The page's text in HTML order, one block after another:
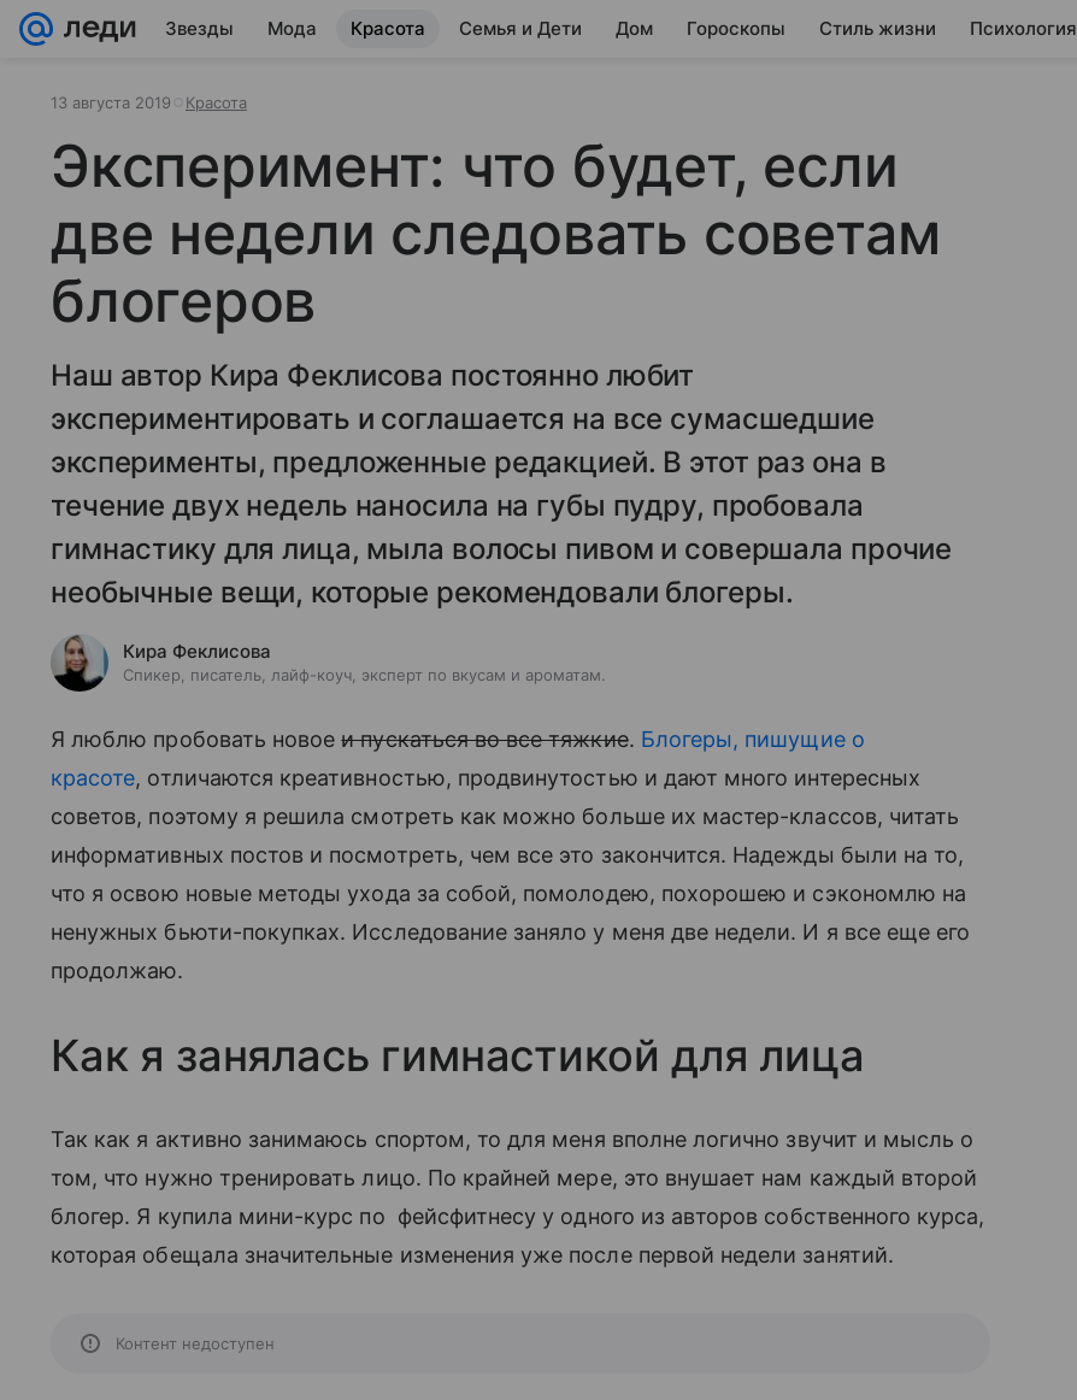
Звезды Мода Красота Семья и Дети Дом Гороскопы Стиль жизни Психология
13 августа 2019 Красота
Эксперимент: что будет, если
две недели следовать советам
блогеров
Наш автор Кира Феклисова постоянно любит
экспериментировать и соглашается на все сумасшедшие
эксперименты, предложенные редакцией. В этот раз она в
течение двух недель наносила на губы пудру, пробовала
гимнастику для лица, мыла волосы пивом и совершала прочие
необычные вещи, которые рекомендовали блогеры.
Кира Феклисова
Спикер, писатель, лайф-коуч, эксперт по вкусам и ароматам.
Я люблю пробовать новоеи пускаться во все тяжкие. Блогеры, пишущие о
красоте, отличаются креативностью, продвинутостью и дают много интересных
советов, поэтому я решила смотреть как можно больше их мастер-классов, читать
информативных постов и посмотреть, чем все это закончится. Надежды были на то,
что я освою новые методы ухода за собой, помолодею, похорошею и сэкономлю на
ненужных бьюти-покупках. Исследование заняло у меня две недели. И я все еще его
продолжаю.
Как я занялась гимнастикой для лица
Так как я активно занимаюсь спортом, то для меня вполне логично звучит и мысль о
том, что нужно тренировать лицо. По крайней мере, это внушает нам каждый второй
блогер. Я купила мини-курс по фейсфитнесу у одного из авторов собственного курса,
которая обещала значительные изменения уже после первой недели занятий.
Контент недоступен